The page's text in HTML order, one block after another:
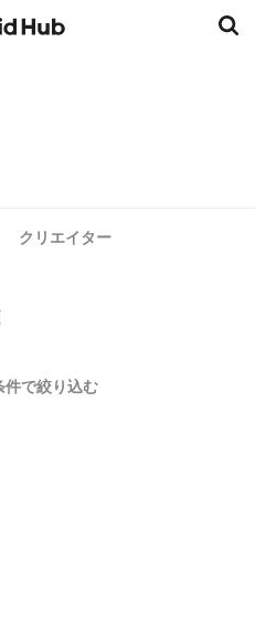
クリエイター
件で絞り込む